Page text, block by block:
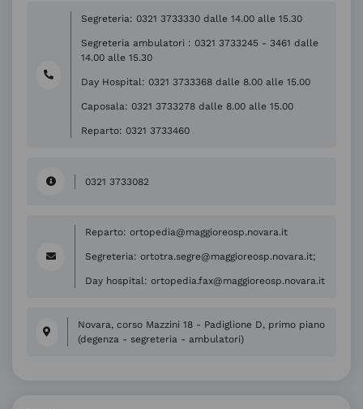
Segreteria: 0321 3733330 dalle 14.00 alle 15.30
Segreteria ambulatori : 0321 3733245 - 3461 dalle
14.00 alle 15.30
Day Hospital: 0321 3733368 dalle 8.00 alle 15.00
Caposala: 0321 3733278 dalle 8.00 alle 15.00
Reparto: 0321 3733460
0321 3733082
Reparto: ortopedia@maggioreosp.novara.it
Segreteria: ortotra.segre@maggioreosp.novara.it;
Day hospital: ortopedia.fax@maggioreosp.novara.it
Novara, corso Mazzini 18 - Padiglione D, primo piano
(degenza - segreteria - ambulatori)